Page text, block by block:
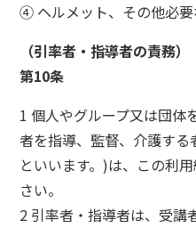
④ ヘルメット、その他必
（引率者・指導者の責務）
第10条
1 個人やグループ又は団体
者を指導、監督、介護する
といいます。)は、この利
さい。
2 引率者・指導者は、受講